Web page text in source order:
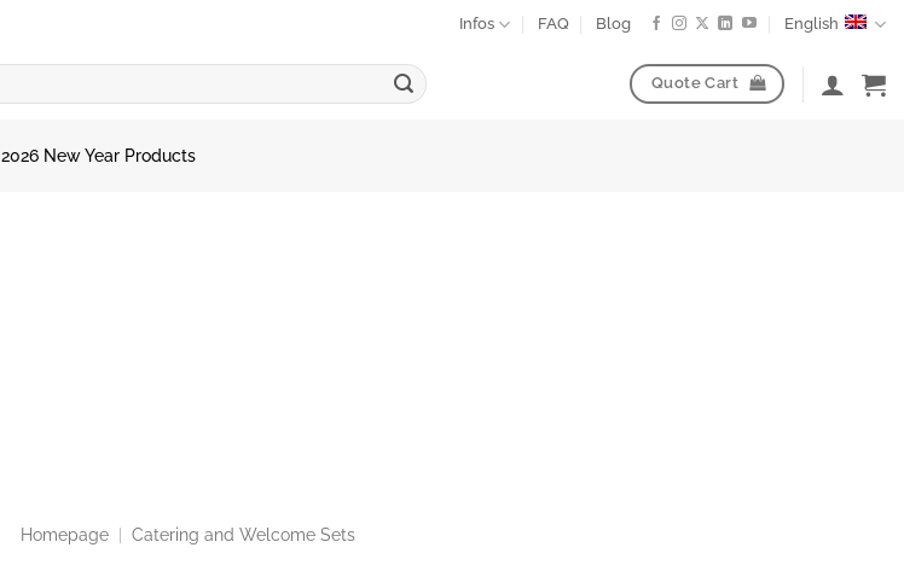
Infos FAQ Blog English
Quote Cart
2026 New Year Products
Homepage Catering and Welcome Sets